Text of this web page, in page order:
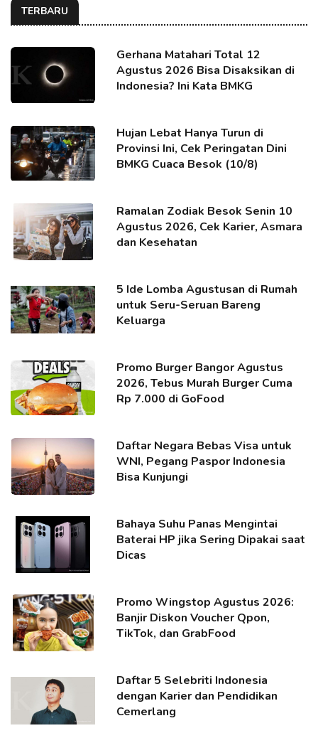
TERBARU
Gerhana Matahari Total 12
Agustus 2026 Bisa Disaksikan di
Indonesia? Ini Kata BMKG
Hujan Lebat Hanya Turun di
Provinsi Ini, Cek Peringatan Dini
BMKG Cuaca Besok (10/8)
Ramalan Zodiak Besok Senin 10
Agustus 2026, Cek Karier, Asmara
dan Kesehatan
5 Ide Lomba Agustusan di Rumah
untuk Seru-Seruan Bareng
Keluarga
Promo Burger Bangor Agustus
2026, Tebus Murah Burger Cuma
Rp 7.000 di GoFood
Daftar Negara Bebas Visa untuk
WNI, Pegang Paspor Indonesia
Bisa Kunjungi
Bahaya Suhu Panas Mengintai
Baterai HP jika Sering Dipakai saat
Dicas
Promo Wingstop Agustus 2026:
Banjir Diskon Voucher Qpon,
TikTok, dan GrabFood
Daftar 5 Selebriti Indonesia
dengan Karier dan Pendidikan
Cemerlang